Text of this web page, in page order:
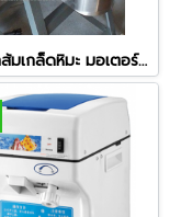
ถังปั่นน้ำส้มเกล็ดหิมะ มอเตอร์มิตซูบิชิ ตัวถังสแตนเลส ขนาด 20 ลิตร